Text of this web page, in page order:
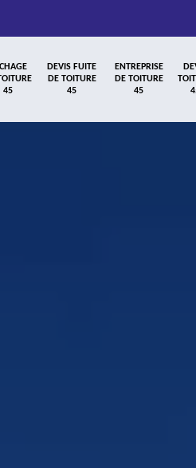
45
DEVIS FUITE
DE TOITURE
45
ENTREPRISE
DE TOITURE
45